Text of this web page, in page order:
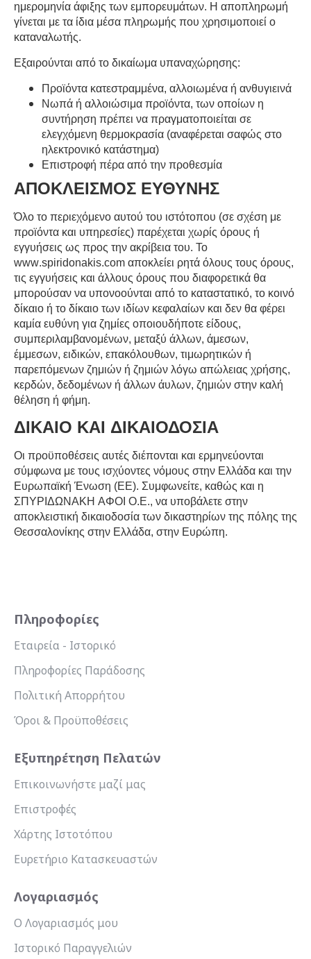
ημερομηνία άφιξης των εμπορευμάτων. Η αποπληρωμή
γίνεται με τα ίδια μέσα πληρωμής που χρησιμοποιεί ο
καταναλωτής.
Εξαιρούνται από το δικαίωμα υπαναχώρησης:
Προϊόντα κατεστραμμένα, αλλοιωμένα ή ανθυγιεινά
Νωπά ή αλλοιώσιμα προϊόντα, των οποίων η
συντήρηση πρέπει να πραγματοποιείται σε
ελεγχόμενη θερμοκρασία (αναφέρεται σαφώς στο
ηλεκτρονικό κατάστημα)
Επιστροφή πέρα από την προθεσμία
ΑΠΟΚΛΕΙΣΜΟΣ ΕΥΘΥΝΗΣ
Όλο το περιεχόμενο αυτού του ιστότοπου (σε σχέση με
προϊόντα και υπηρεσίες) παρέχεται χωρίς όρους ή
εγγυήσεις ως προς την ακρίβεια του. Το
www.spiridonakis.com αποκλείει ρητά όλους τους όρους,
τις εγγυήσεις και άλλους όρους που διαφορετικά θα
μπορούσαν να υπονοούνται από το καταστατικό, το κοινό
δίκαιο ή το δίκαιο των ιδίων κεφαλαίων και δεν θα φέρει
καμία ευθύνη για ζημίες οποιουδήποτε είδους,
συμπεριλαμβανομένων, μεταξύ άλλων, άμεσων,
έμμεσων, ειδικών, επακόλουθων, τιμωρητικών ή
παρεπόμενων ζημιών ή ζημιών λόγω απώλειας χρήσης,
κερδών, δεδομένων ή άλλων άυλων, ζημιών στην καλή
θέληση ή φήμη.
ΔΙΚΑΙΟ ΚΑΙ ΔΙΚΑΙΟΔΟΣΙΑ
Οι προϋποθέσεις αυτές διέπονται και ερμηνεύονται
σύμφωνα με τους ισχύοντες νόμους στην Ελλάδα και την
Ευρωπαϊκή Ένωση (ΕΕ). Συμφωνείτε, καθώς και η
ΣΠΥΡΙΔΩΝΑΚΗ ΑΦΟΙ Ο.Ε., να υποβάλετε στην
αποκλειστική δικαιοδοσία των δικαστηρίων της πόλης της
Θεσσαλονίκης στην Ελλάδα, στην Ευρώπη.
Πληροφορίες
Εταιρεία - Ιστορικό
Πληροφορίες Παράδοσης
Πολιτική Απορρήτου
Όροι & Προϋποθέσεις
Εξυπηρέτηση Πελατών
Επικοινωνήστε μαζί μας
Επιστροφές
Χάρτης Ιστοτόπου
Ευρετήριο Κατασκευαστών
Λογαριασμός
Ο Λογαριασμός μου
Ιστορικό Παραγγελιών